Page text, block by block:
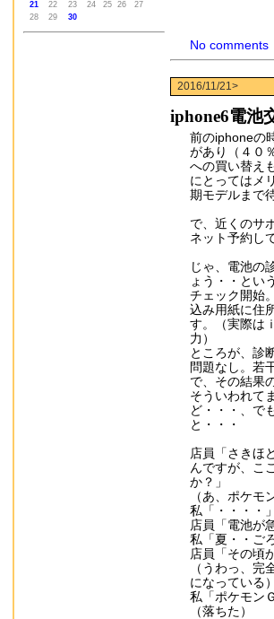
21
22 23 24 25 26
27
28
29 30
No comments
2016/11/21>
iphone6電池
前のiphoneの
があり（４０
への買い替え
にとってはメ
期モデルまで
で、近くのサ
ネット予約し
じゃ、電池の
ょう・・とい
チェック開始
込み用紙に住
す。（実際は
力）
ところが、診
問題なし。若
で、その結果
そういわれて
ど・・・、で
と・・・
店員「さきほ
んですが、こ
か？」
（あ、ポケモ
私「・・・・
店員「電池が
私「夏・・ご
店員「その頃
（うわっ、
になっている
私「ポケモン
（落ちた）